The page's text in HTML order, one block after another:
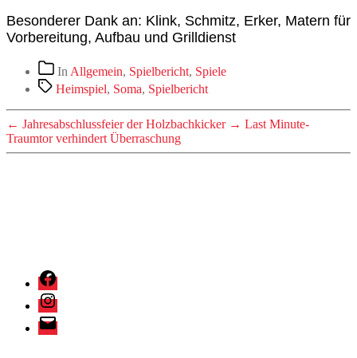
Besonderer Dank an: Klink, Schmitz, Erker, Matern für
Vorbereitung, Aufbau und Grilldienst
Kategorien
In Allgemein, Spielbericht, Spiele
Schlagwörter
Heimspiel, Soma, Spielbericht
← Jahresabschlussfeier der Holzbachkicker → Last Minute-
Traumtor verhindert Überraschung
Holzbachkicker
Friedrichsthal
Facebook-
Gruppe
Instagram
E-
Mail